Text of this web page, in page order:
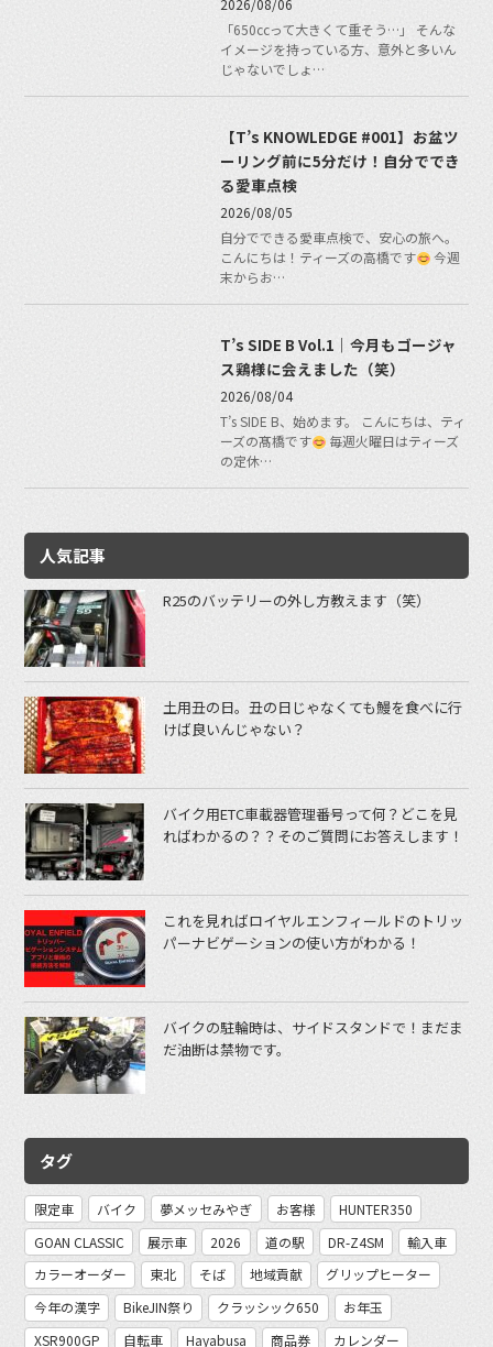
2026/08/06
「650ccって大きくて重そう…」 そんな
イメージを持っている方、意外と多いん
じゃないでしょ…
【T’s KNOWLEDGE #001】お盆ツ
ーリング前に5分だけ！自分ででき
る愛車点検
2026/08/05
自分でできる愛車点検で、安心の旅へ。
こんにちは！ティーズの高橋です
今週
末からお…
T’s SIDE B Vol.1｜今月もゴージャ
ス鶏様に会えました（笑）
2026/08/04
T’s SIDE B、始めます。 こんにちは、ティ
ーズの髙橋です
毎週火曜日はティーズ
の定休…
人気記事
R25のバッテリーの外し方教えます（笑）
土用丑の日。丑の日じゃなくても鰻を食べに行
けば良いんじゃない？
バイク用ETC車載器管理番号って何？どこを見
ればわかるの？？そのご質問にお答えします！
これを見ればロイヤルエンフィールドのトリッ
パーナビゲーションの使い方がわかる！
バイクの駐輪時は、サイドスタンドで！まだま
だ油断は禁物です。
タグ
限定車 バイク 夢メッセみやぎ お客様
HUNTER350
GOAN CLASSIC
展示車 2026 道の駅 DR-Z4SM
輸入車
カラーオーダー
東北 そば 地域貢献
グリップヒーター
今年の漢字
BikeJIN祭り クラッシック650
お年玉
XSR900GP
自転車 Hayabusa 商品券
カレンダー